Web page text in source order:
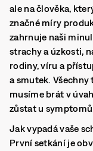
ale na člověka,
značné míry
zahrnuje naši
strachy a úzkosti,
rodiny, víru a
a smutek.
musíme brát v
zůstat u
Jak vypadá vaše
První setkání je